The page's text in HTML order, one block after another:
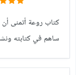
كتاب روعة أتمنى أن
ساهم في كتابته